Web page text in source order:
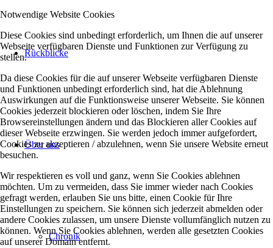
Rückblicke
Über uns
Chronik
Notwendige Website Cookies
Diese Cookies sind unbedingt erforderlich, um Ihnen die auf unserer
Webseite verfügbaren Dienste und Funktionen zur Verfügung zu
stellen.
Da diese Cookies für die auf unserer Webseite verfügbaren Dienste
und Funktionen unbedingt erforderlich sind, hat die Ablehnung
Auswirkungen auf die Funktionsweise unserer Webseite. Sie können
Cookies jederzeit blockieren oder löschen, indem Sie Ihre
Browsereinstellungen ändern und das Blockieren aller Cookies auf
dieser Webseite erzwingen. Sie werden jedoch immer aufgefordert,
Cookies zu akzeptieren / abzulehnen, wenn Sie unsere Website erneut
besuchen.
Wir respektieren es voll und ganz, wenn Sie Cookies ablehnen
möchten. Um zu vermeiden, dass Sie immer wieder nach Cookies
gefragt werden, erlauben Sie uns bitte, einen Cookie für Ihre
Einstellungen zu speichern. Sie können sich jederzeit abmelden oder
andere Cookies zulassen, um unsere Dienste vollumfänglich nutzen zu
können. Wenn Sie Cookies ablehnen, werden alle gesetzten Cookies
auf unserer Domain entfernt.